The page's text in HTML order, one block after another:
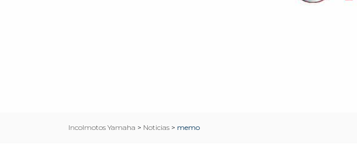
Incolmotos Yamaha > Noticias > memo